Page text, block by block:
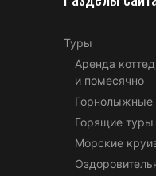
Туры
Аренда
и помесячно
Горнолыжные
Горящие туры
Морские